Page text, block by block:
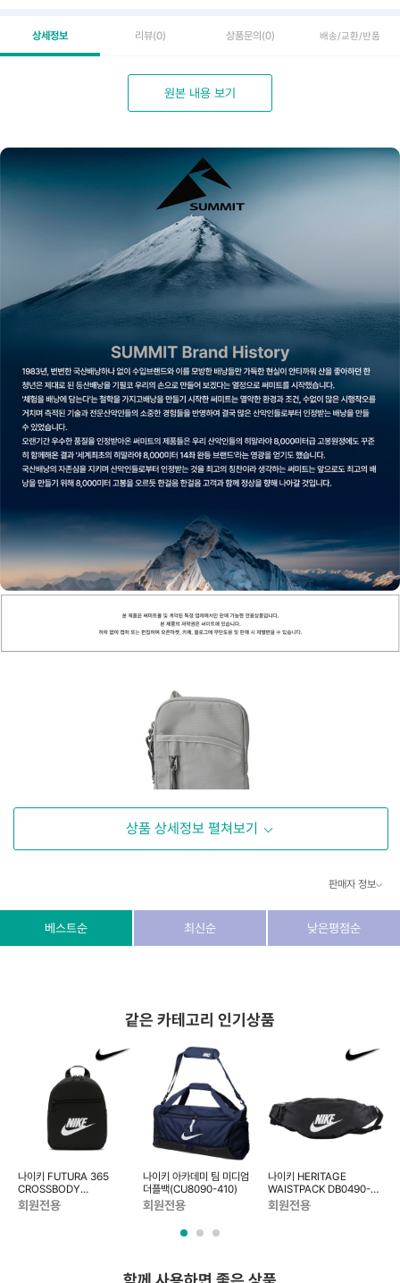
상세정보 리뷰(0) 상품문의 (0) 배송/교환/반품
원본 내용 보기
상품 상세정보 펼쳐보기
판매자 정보
상호/대표자 (주) 동이커머스
dongeecom@naver.com
경기도 고양시 덕양구 꽃마을로64, 1235호
베스트순 최신순 낮은평점순
같은 카테고리 인기상품
나이키 FUTURA 365
CROSSBODY
BACKPACK - CW9301-
010
회원전용
나이키 아카데미 팀 미디엄
더플백(CU8090-410)
회원전용
나이키 HERITAGE
WAISTPACK DB0490-
010
회원전용